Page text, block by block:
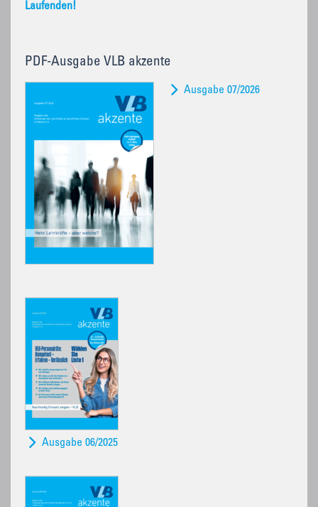
Laufenden!
PDF-Ausgabe VLB akzente
Ausgabe 07/2026
Ausgabe 06/2025